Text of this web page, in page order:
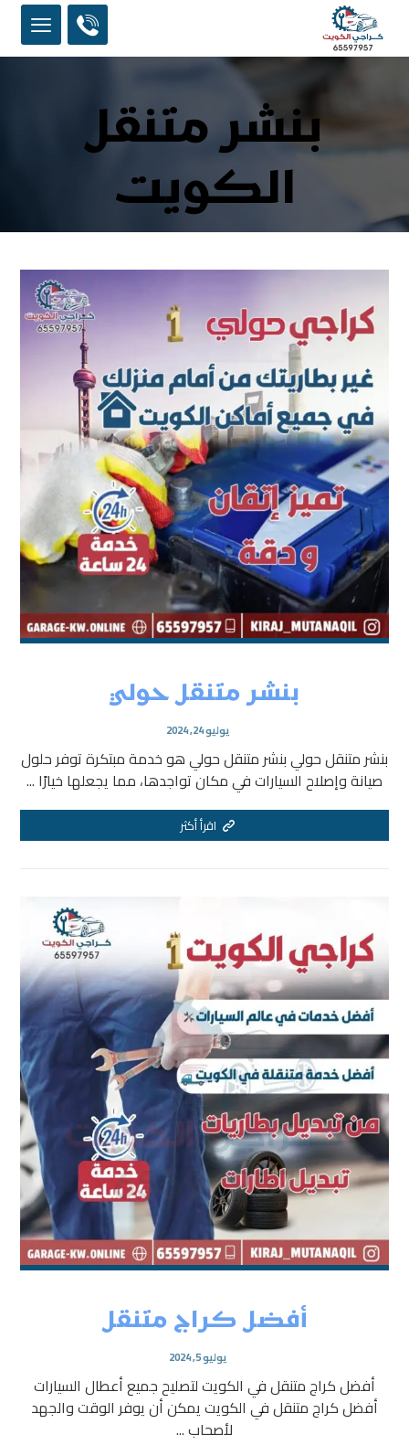
بنشر متنقل
الكويت
بنشر متنقل حولي
يوليو 24, 2024
بنشر متنقل حولي بنشر متنقل حولي هو خدمة مبتكرة توفر حلول
صيانة وإصلاح السيارات في مكان تواجدها، مما يجعلها خيارًا ...
اقرأ أكثر
أفضل كراج متنقل
يوليو 5, 2024
أفضل كراج متنقل في الكويت لتصليح جميع أعطال السيارات
أفضل كراج متنقل في الكويت يمكن أن يوفر الوقت والجهد
لأصحاب ...